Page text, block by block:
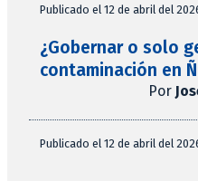
Publicado el 12 de abril del
¿Gobernar o solo
contaminación en
Por
Publicado el 12 de abril del